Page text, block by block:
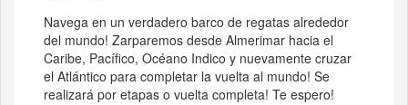
Navega en un verdadero barco de regatas alrededor
del mundo! Zarparemos desde Almerimar hacia el
Caribe, Pacífico, Océano Indico y nuevamente cruzar
el Atlántico para completar la vuelta al mundo! Se
realizará por etapas o vuelta completa! Te espero!